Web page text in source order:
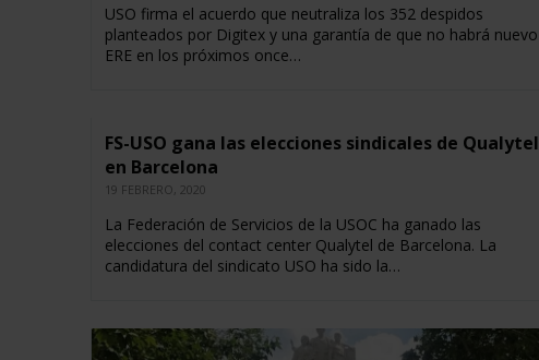
USO firma el acuerdo que neutraliza los 352 despidos
planteados por Digitex y una garantía de que no habrá nuevo
ERE en los próximos once…
FS-USO gana las elecciones sindicales de Qualytel
en Barcelona
19 FEBRERO, 2020
La Federación de Servicios de la USOC ha ganado las
elecciones del contact center Qualytel de Barcelona. La
candidatura del sindicato USO ha sido la…